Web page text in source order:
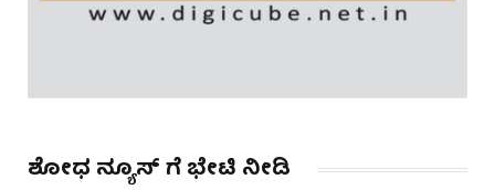
ಶೋಧ ನ್ಯೂಸ್ ಗೆ ಭೇಟಿ ನೀಡಿ